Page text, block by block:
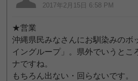
2017年2月15日 6:58 PM
★営業
沖縄県民みなさんにお馴染みのボ
イングループ」。県外でいうとこ
ナですね。
もちろん出ない・回らないです。